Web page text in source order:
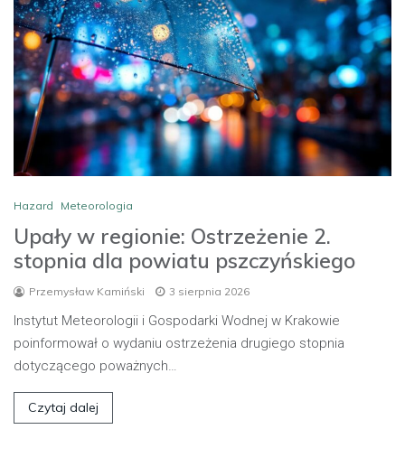
Hazard Meteorologia
Upały w regionie: Ostrzeżenie 2.
stopnia dla powiatu pszczyńskiego
Przemysław Kamiński 3 sierpnia 2026
Instytut Meteorologii i Gospodarki Wodnej w Krakowie
poinformował o wydaniu ostrzeżenia drugiego stopnia
dotyczącego poważnych…
Czytaj dalej